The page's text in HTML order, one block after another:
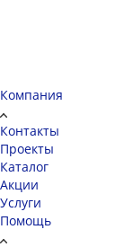
Компания
Контакты
Проекты
Каталог
Акции
Услуги
Помощь